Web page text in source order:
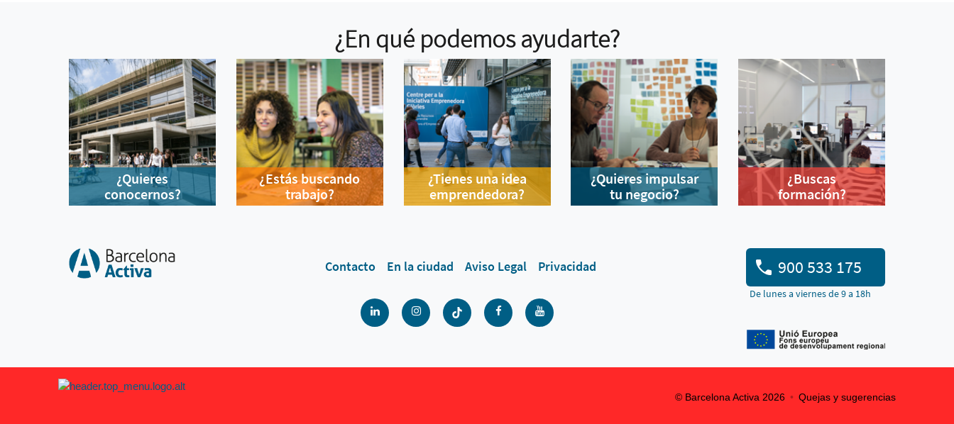
¿En qué podemos ayudarte?
¿Quieres
conocernos?
¿Estás buscando
trabajo?
¿Tienes una idea
emprendedora?
¿Quieres impulsar
tu negocio?
¿Buscas
formación?
Contacto En la ciudad Aviso Legal Privacidad 900 533 175
De lunes a viernes de 9 a 18h
© Barcelona Activa 2026 Quejas y sugerencias